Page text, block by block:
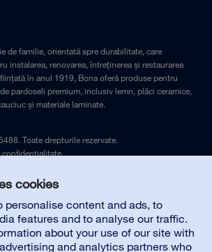
cookies
personalise content and ads, to
features and to analyse our traffic.
about your use of our site with
and analytics partners who
de familie, orientată spre durabilitate, care
instalarea, renovarea, întreținerea și restaurarea
în anul 1919, Bona oferă produse pentru
pardoseli premium, inclusiv lemn, plăci ceramice,
și materiale laminate.
Toate drepturile rezervate.
confidențialitate